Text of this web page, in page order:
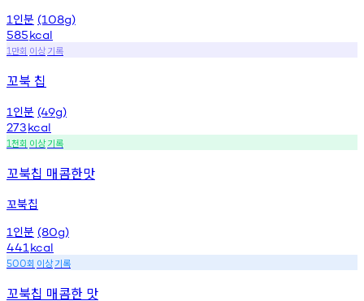
1 인분 (108g)
585kcal
1 만회 이상기록
꼬북 칩
1 인분 (49g)
273kcal
1천회 이상기록
꼬북칩 매콤한맛
꼬북칩
1 인분 (80g)
441 kcal
500회 이상기록
꼬북칩 매콤한 맛